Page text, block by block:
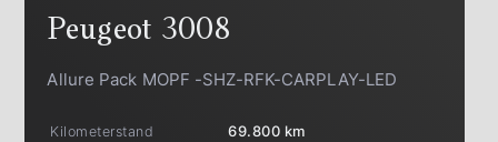
Peugeot 3008
Allure Pack MOPF -SHZ-RFK-CARPLAY-LED
Kilometerstand
69.800 km